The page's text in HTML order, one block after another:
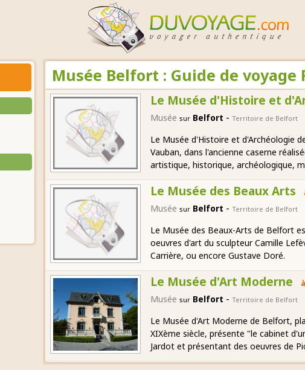
Musée Belfort : Guide de voyage
Le Musée d'Histoire et
Musée sur Belfort - Territoire de Belfort
Le Musée d'Histoire et d'Archéologie
Vauban, dans l'ancienne caserne
artistique, historique, archéologique,
Le Musée des Beaux Arts
Musée sur Belfort - Territoire de Belfort
Le Musée des Beaux-Arts de Belfort
oeuvres d'art du sculpteur Camille
Carrière, ou encore Gustave Doré.
Le Musée d'Art Moderne
Musée sur Belfort - Territoire de Belfort
Le Musée d'Art Moderne de Belfort,
XIXème siècle, présente "le cabinet
Jardot et présentant des oeuvres de